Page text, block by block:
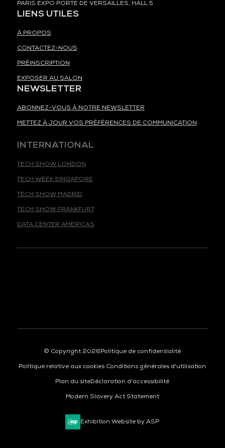
PARIS EXPO PORTE DE VERSAILLES, HALL 5
LIENS UTILES
À PROPOS
CONTACTEZ-NOUS
PRÉINSCRIPTION
EXPOSER AU SALON
NEWSLETTER
ABONNEZ-VOUS À NOTRE NEWSLETTER
METTEZ À JOUR VOS PRÉFÉRENCES DE COMMUNICATION
TECH WEEK SINGAPORE
TECH SHOW MADRID
TECH SHOW FRANKFURT
DATA CENTER AMERICAS
© Copyright 2026Politique de confidentialité
Politique relative aux cookies Conditions générales d'utilisation
Plan du siteDéclaration d'accessibilité
Modern Slavery Act Statement
Exhibition Website by ASP